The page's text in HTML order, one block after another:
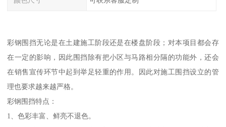
彩钢围挡无论是在土建施工阶段还是在楼盘阶段；对本项目都会存
在一定的影响，因此围挡除有把小区与马路相分隔的功能外，还会
在销售宣传环节中起到举足轻重的作用。因此对施工围挡设立的管
理也要求越来越严格。
彩钢围挡特点：
1、色彩丰富、鲜亮不退色。